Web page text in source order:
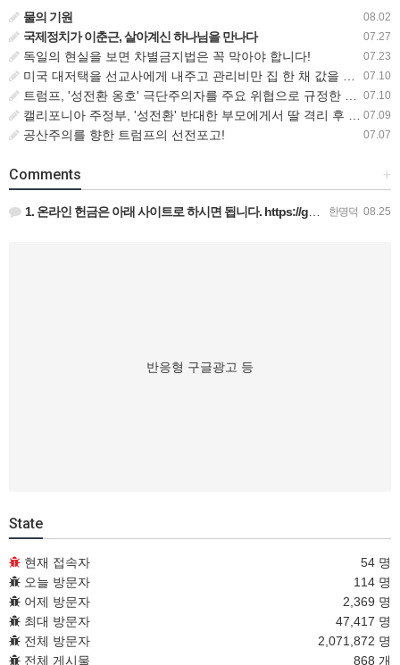
08.02
물의 기원
07.27
국제정치가 이춘근, 살아계신 하나님을 만나다
07.23
독일의 현실을 보면 차별금지법은 꼭 막아야 합니다!
07.10
미국 대저택을 선교사에게 내주고 관리비만 집 한 채 값을 내는 비즈니스맨
07.10
트럼프, '성전환 옹호' 극단주의자를 주요 위협으로 규정한 새로운 대테러 전략 서명
07.09
캘리포니아 주정부, '성전환' 반대한 부모에게서 딸 격리 후 입양 절차 밟아
07.07
공산주의를 향한 트럼프의 선전포고!
+
Comments
한명덕 08.25
1. 온라인 헌금은 아래 사이트로 하시면 됩니다. https://gofund.me/009a4120 도네이션 …
반응형 구글광고 등
State
현재 접속자
54 명
오늘 방문자
114 명
어제 방문자
2,369 명
최대 방문자
47,417 명
전체 방문자
2,071,872 명
전체 게시물
868 개